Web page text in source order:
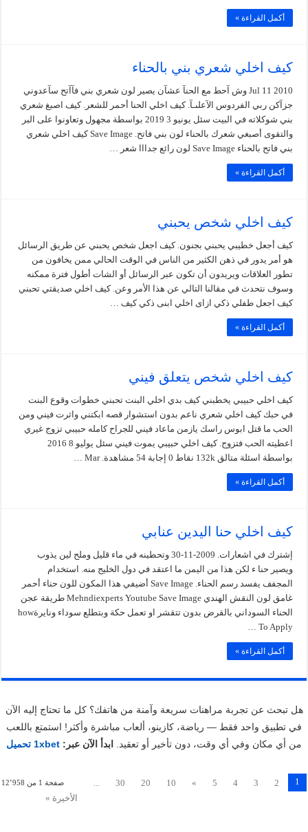
أكمل القراءة »
كيف اخلي شعري بني بالحناء
Jul 11 2010 وش آحط مع الحنآ عشآن يصير لون شعري بني فآآتح سآعدوني
جزآكن ربي الفردوس الآعلىـآ. كيف اخلي الحنا أحمر للشعر. كيف اصبغ شعري
بني شوكلاته في البيت سئل يونيو 3 2019 بواسطة مجهول وتعاونوا على البر
والتقوى أصبغي شعرك بالحناء لون بني فاتح. Save Image كيف اخلي شعري
بني فاتح بالحناء Save Image لون رائع جدااا شعر …
أكمل القراءة »
كيف اخلي شخص يحبني
كيف أجعل خطيبي يحبني بجنون. كيف اجعل شخص يحبني عن طريق الرسائل
هو أمر يدور في ذهن الكثير من الناس في الوقت الحالي ممن يخافون من
تطور العلاقات ويريدون أن تكون عبر الرسائل أو الشات أطول فترة ممكنه
وسوف نتحدث في مقالنا التالي عن هذا الأمر وعن. كيف اخلي صديقتي تحبني
كيف اجعل طفلي ذكي ازاى اخلي ابنى ذكي كيف …
أكمل القراءة »
كيف اخلي شخص يتعلق فيني
كيف اخلي حبيبي يخطبني كيف بدي اخلي البنت تحبني خطوات وقوع البنت
في حبك كيف اخلي شعري ناعم بدون استشوار قصه ابكتني واثرت فيني ومن
الحب ما قتل ابوس راسك يازمن ماعاد فيني للجراح كامله حبيبي تزوج غيري
اعطيته الحب فتزوج. كيف اخلي حبيبي يموت فيني سئل يوليو 8 2016
بواسطة اسئلة متالق 132k نقاط 0 إجابة 54 مشاهدة. Mar …
أكمل القراءة »
كيف اخلي حنا اليدين عنابي
إشترك في اشعارات. 2009-11-30 وتحطينه في ماء قليل وملح لين يذوب
ويصير حنا ء لكن هذا من اليمن ما اعتقد في دول الخليج منه. استخدام
المجفف يفسد رسم الحناء. Save Image أضيفي هذا المكون للون حناء أحمر
غامق لون النقش الهندي Mehndiexperts Youtube Save Image طريقة عجن
الحناء السوداني بالقرض بدون تتقشر او تعمل حكة وبتطلع سوداء ونايرةhow
To Apply …
أكمل القراءة »
هل تبحث عن تجربة مراهنات سريعة وآمنة من هاتفك؟ كل ما تحتاج إليه الآن
في تطبيق واحد فقط — رياضة، كازينو، ألعاب مباشرة وأكثر! استمتع باللعب
من أي مكان وفي أي وقت، دون تأخير أو تعقيد.
ابدأ الآن عبر: 1xbet تحميل
صفحة 1 من 12٬958 1
2
3
4
5
»
10
20
30
الأخيرة »